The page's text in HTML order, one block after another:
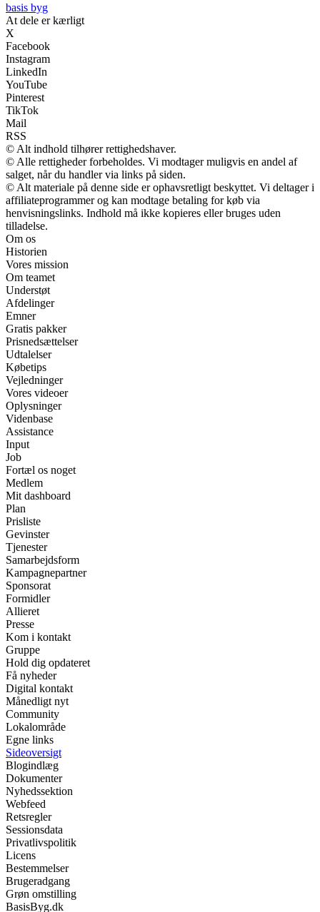
basis byg
At dele er kærligt
X
Facebook
Instagram
LinkedIn
YouTube
Pinterest
TikTok
Mail
RSS
© Alt indhold tilhører rettighedshaver.
© Alle rettigheder forbeholdes. Vi modtager muligvis en andel af
salget, når du handler via links på siden.
© Alt materiale på denne side er ophavsretligt beskyttet. Vi deltager i
affiliateprogrammer og kan modtage betaling for køb via
henvisningslinks. Indhold må ikke kopieres eller bruges uden
tilladelse.
Om os
Historien
Vores mission
Om teamet
Understøt
Afdelinger
Emner
Gratis pakker
Prisnedsættelser
Udtalelser
Købetips
Vejledninger
Vores videoer
Oplysninger
Videnbase
Assistance
Input
Job
Fortæl os noget
Medlem
Mit dashboard
Plan
Prisliste
Gevinster
Tjenester
Samarbejdsform
Kampagnepartner
Sponsorat
Formidler
Allieret
Presse
Kom i kontakt
Gruppe
Hold dig opdateret
Få nyheder
Digital kontakt
Månedligt nyt
Community
Lokalområde
Egne links
Sideoversigt
Blogindlæg
Dokumenter
Nyhedssektion
Webfeed
Retsregler
Sessionsdata
Privatlivspolitik
Licens
Bestemmelser
Brugeradgang
Grøn omstilling
BasisByg.dk